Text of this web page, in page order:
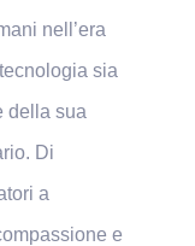
nell’era
sia
della sua
Di
a
e